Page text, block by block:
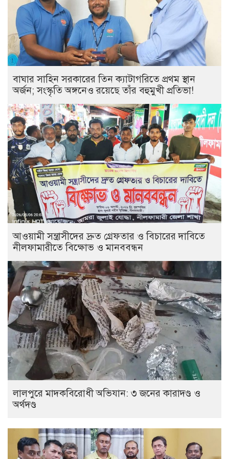
বাঘার সাহিন সরকারের তিন ক্যাটাগরিতে প্রথম স্থান
অর্জন; সংস্কৃতি অঙ্গনেও রয়েছে তাঁর বহুমুখী প্রতিভা!
আওয়ামী সন্ত্রাসীদের দ্রুত গ্রেফতার ও বিচারের দাবিতে
নীলফামারীতে বিক্ষোভ ও মানববন্ধন
লালপুরে মাদকবিরোধী অভিযান: ৩ জনের কারাদণ্ড ও
অর্থদণ্ড